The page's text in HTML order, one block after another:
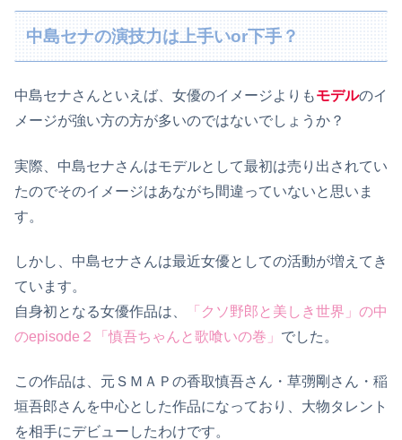
中島セナの演技力は上手いor下手？
中島セナさんといえば、女優のイメージよりもモデルのイ
メージが強い方の方が多いのではないでしょうか？
実際、中島セナさんはモデルとして最初は売り出されてい
たのでそのイメージはあながち間違っていないと思いま
す。
しかし、中島セナさんは最近女優としての活動が増えてき
ています。
自身初となる女優作品は、
「クソ野郎と美しき世界」の中
のepisode２「慎吾ちゃんと歌喰いの巻」 でした。
この作品は、元ＳＭＡＰの香取慎吾さん・草彅剛さん・稲
垣吾郎さんを中心とした作品になっており、大物タレント
を相手にデビューしたわけです。